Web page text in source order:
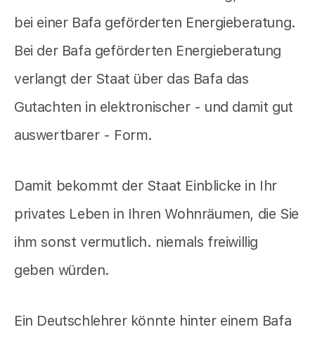
bei einer Bafa geförderten Energieberatung.
Bei der Bafa geförderten Energieberatung
verlangt der Staat über das Bafa das
Gutachten in elektronischer - und damit gut
auswertbarer - Form.
Damit bekommt der Staat Einblicke in Ihr
privates Leben in Ihren Wohnräumen, die Sie
ihm sonst vermutlich. niemals freiwillig
geben würden.
Ein Deutschlehrer könnte hinter einem Bafa